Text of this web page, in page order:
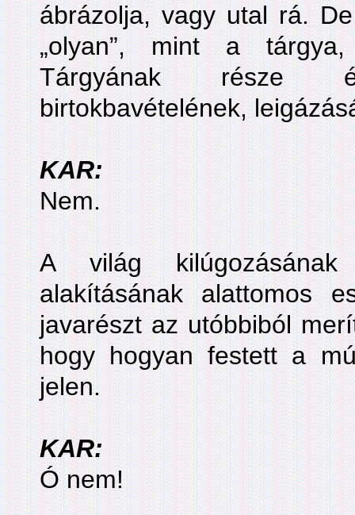
ábrázolja, vagy utal rá.
„olyan”, mint a
Tárgyának része
birtokbavételének,
KAR:
Nem.
A világ
alakításának alattomos
javarészt az utóbbiból
hogy hogyan festett a
jelen.
KAR:
Ó nem!